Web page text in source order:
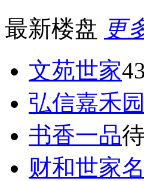
最新楼盘 更
文苑世家
弘信嘉禾园
书香一品
财和世家